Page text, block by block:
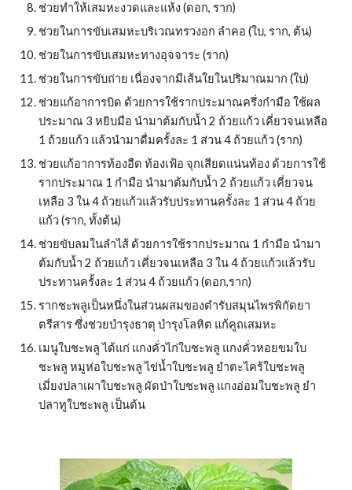
ช่วยทำให้เสมหะงวดและแห้ง (ดอก, ราก)
ช่วยในการขับเสมหะบริเวณทรวงอก ลำคอ (ใบ, ราก, ต้น)
ช่วยในการขับเสมหะทางอุจจาระ (ราก)
ช่วยในการขับถ่าย เนื่องจากมีเส้นใยในปริมาณมาก (ใบ)
ช่วยแก้อาการบิด ด้วยการใช้รากประมาณครึ่งกำมือ ใช้ผล
ประมาณ 3 หยิบมือ นำมาต้มกับน้ำ 2 ถ้วยแก้ว เคี่ยวจนเหลือ
1 ถ้วยแก้ว แล้วนำมาดื่มครั้งละ 1 ส่วน 4 ถ้วยแก้ว (ราก)
ช่วยแก้อาการท้องอืด ท้องเฟ้อ จุกเสียดแน่นท้อง ด้วยการใช้
รากประมาณ 1 กำมือ นำมาต้มกับน้ำ 2 ถ้วยแก้ว เคี่ยวจน
เหลือ 3 ใน 4 ถ้วยแก้วแล้วรับประทานครั้งละ 1 ส่วน 4 ถ้วย
แก้ว (ราก, ทั้งต้น)
ช่วยขับลมในลำไส้ ด้วยการใช้รากประมาณ 1 กำมือ นำมา
ต้มกับน้ำ 2 ถ้วยแก้ว เคี่ยวจนเหลือ 3 ใน 4 ถ้วยแก้วแล้วรับ
ประทานครั้งละ 1 ส่วน 4 ถ้วยแก้ว (ดอก,ราก)
รากชะพลูเป็นหนึ่งในส่วนผสมของตำรับสมุนไพรพิกัดยา
ตรีสาร ซึ่งช่วยบำรุงธาตุ บำรุงโลหิต แก้คูถเสมหะ
เมนูใบชะพลู ได้แก่ แกงคั่วไก่ใบชะพลู แกงคั่วหอยขมใบ
ชะพลู หมูห่อใบชะพลู ไข่น้ำใบชะพลู ยำตะไคร้ใบชะพลู
เมี่ยงปลาเผาใบชะพลู ผัดป่าใบชะพลู แกงอ่อมใบชะพลู ยำ
ปลาทูใบชะพลู เป็นต้น